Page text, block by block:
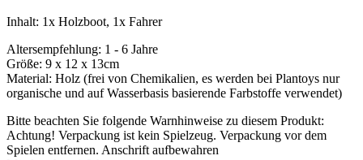
Inhalt: 1x Holzboot, 1x Fahrer
Altersempfehlung: 1 - 6 Jahre
Größe: 9 x 12 x 13cm
Material: Holz (frei von Chemikalien, es werden bei Plantoys nur
organische und auf Wasserbasis basierende Farbstoffe verwendet)
Bitte beachten Sie folgende Warnhinweise zu diesem Produkt:
Achtung! Verpackung ist kein Spielzeug. Verpackung vor dem
Spielen entfernen. Anschrift aufbewahren